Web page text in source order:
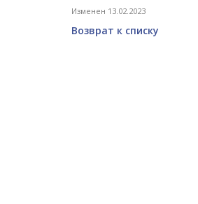
Изменен 13.02.2023
Возврат к списку